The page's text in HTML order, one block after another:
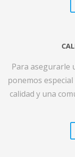
Para asegurarle
ponemos
calidad y una